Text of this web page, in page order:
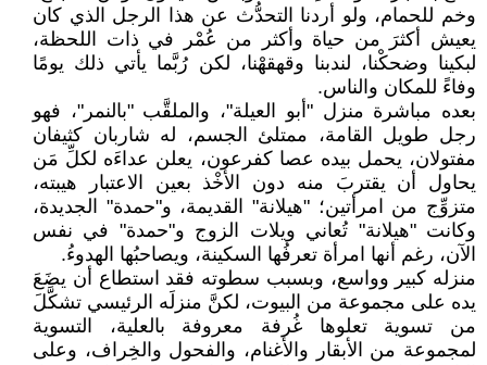
وخم للحمام، ولو أردنا التحدُّث عن هذا الرجل الذي كان
يعيش أكثرَ من حياة وأكثر من عُمْر في ذات اللحظة،
لبكينا وضحكْنا، لندبنا وقهقهْنا، لكن رُبَّما يأتي ذلك يومًا
وفاءً للمكان والناس.
بعده مباشرة منزل "أبو العيلة"، والملقَّب "بالنمر"، فهو
رجل طويل القامة، ممتلئ الجسم، له شاربان كثيفان
مفتولان، يحمل بيده عصا كفرعون، يعلن عداءَه لكلِّ مَن
يحاول أن يقتربَ منه دون الأخْذ بعين الاعتبار هيبته،
متزوِّج من امرأتين؛ "هيلانة" القديمة، و"حمدة" الجديدة،
وكانت "هيلانة" تُعاني ويلات الزوج و"حمدة" في نفس
الآن، رغم أنها امرأة تعرفُها السكينة، ويصاحبُها الهدوءُ.
منزله كبير وواسع، وبسبب سطوته فقد استطاع أن يضَعَ
يده على مجموعة من البيوت، لكنَّ منزلَه الرئيسي تشكَّلَ
من تسوية تعلوها غُرفة معروفة بالعلية، التسوية
لمجموعة من الأبقار والأغنام، والفحول والخِراف، وعلى